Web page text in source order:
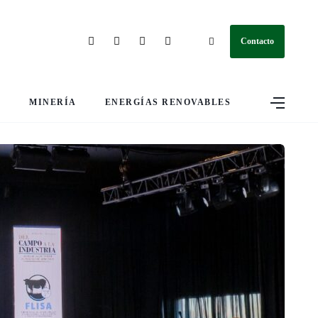
Contacto
MINERÍA ENERGÍAS RENOVABLES